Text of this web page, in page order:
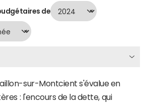
de
sur-Montcient s'évalue en
: l'encours de la dette, qui